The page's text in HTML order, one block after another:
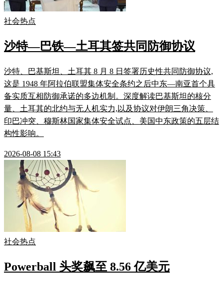
社会热点
沙特—巴铁—土耳其签共同防御协议
沙特、巴基斯坦、土耳其 8 月 8 日签署历史性共同防御协议,
这是 1948 年阿拉伯联盟集体安全条约之后中东—南亚首个具
备实质互相防御承诺的多边机制。深度解读巴基斯坦的核分
量、土耳其的北约与无人机实力,以及协议对伊朗三角决策、
印巴冲突、穆斯林国家集体安全试点、美国中东政策的五层结
构性影响。
2026-08-08 15:43
社会热点
Powerball 头奖飙至 8.56 亿美元